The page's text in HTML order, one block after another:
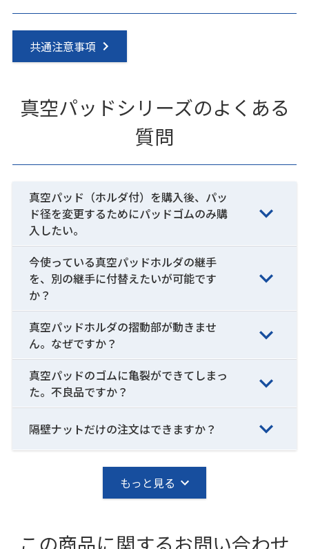
共通注意事項
真空パッドシリーズのよくある
質問
真空パッド（ホルダ付）を購入後、パッ
ド径を変更するためにパッドゴムのみ購
入したい。
今使っている真空パッドホルダの継手
を、別の継手に付替えたいが可能です
か？
真空パッドホルダの摺動部が動きませ
ん。なぜですか？
真空パッドのゴムに亀裂ができてしまっ
た。不良品ですか？
隔壁ナットだけの注文はできますか？
もっと見る